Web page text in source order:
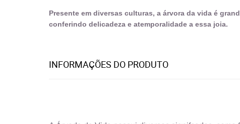
Presente em diversas culturas, a árvora da vida é
conferindo delicadeza e atemporalidade a essa joia.
INFORMAÇÕES DO PRODUTO